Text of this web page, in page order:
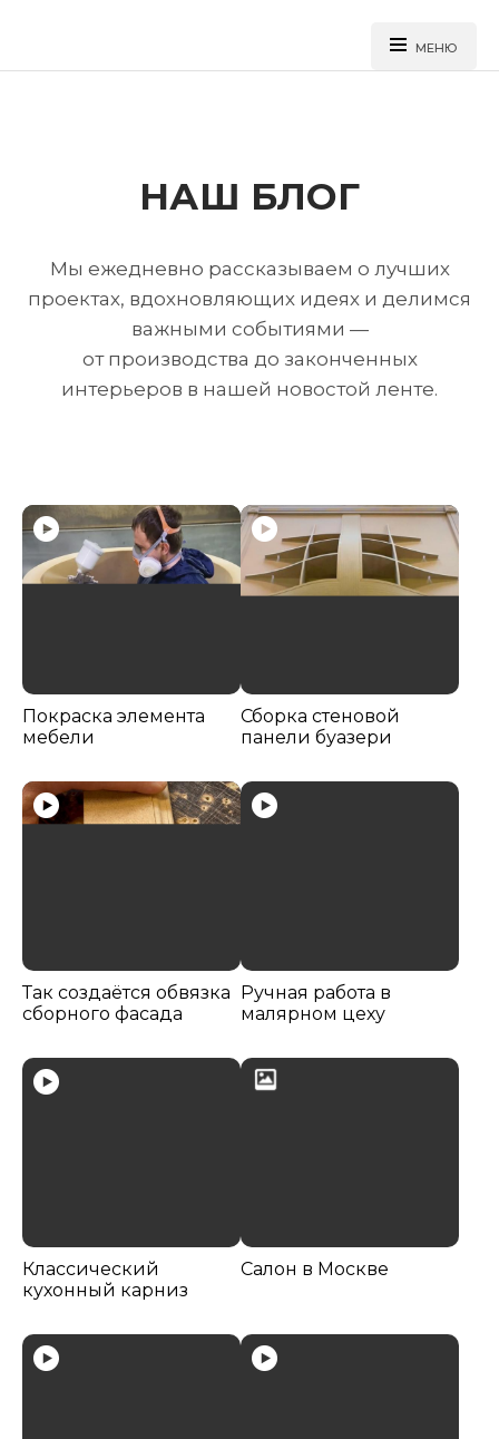
МЕНЮ
НАШ БЛОГ
Мы ежедневно рассказываем о лучших
проектах, вдохновляющих идеях и делимся
важными событиями —
от производства до законченных
интерьеров в нашей новостой ленте.
Покраска элемента
мебели
Сборка стеновой
панели буазери
Так создаётся обвязка
сборного фасада
Ручная работа в
малярном цеху
Классический
кухонный карниз
Салон в Москве